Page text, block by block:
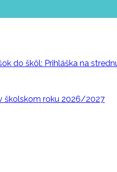
do škôl: Prihláška na
školskom roku 2026/2027